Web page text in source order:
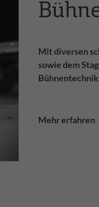
Mit diversen
sowie dem
Mehr erfahren